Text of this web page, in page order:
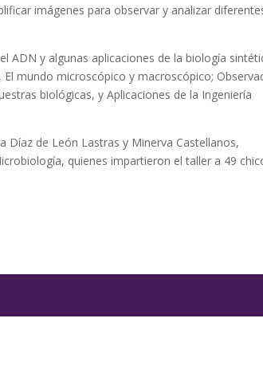
imágenes para observar y analizar
ADN y algunas aplicaciones de la biología
mundo microscópico y macroscópico;
biológicas, y Aplicaciones de la Ingeniería
Díaz de León Lastras y Minerva Castellanos,
quienes impartieron el taller a 49